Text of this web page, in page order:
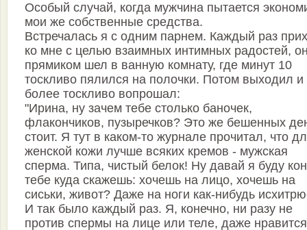
Особый случай, когда мужчина пытается
мои же собственные средства.
Встречалась я с одним парнем. Каждый раз
ко мне с целью взаимных интимных радостей,
прямиком шел в ванную комнату, где минут 10
тоскливо пялился на полочки. Потом выходил
более тоскливо вопрошал:
"Ирина, ну зачем тебе столько баночек,
флакончиков, пузыречков? Это же бешенных
стоит. Я тут в каком-то журнале прочитал, что
женской кожи лучше всяких кремов - мужская
сперма. Типа, чистый белок! Ну давай я буду
тебе куда скажешь: хочешь на лицо, хочешь на
сиськи, живот? Даже на ноги как-нибудь
И так было каждый раз. Я, конечно, ни разу не
против спермы на лице или теле, даже